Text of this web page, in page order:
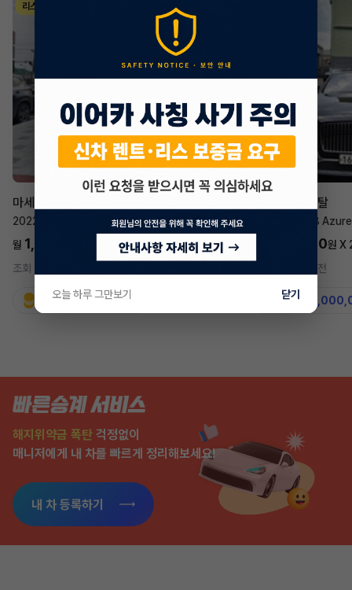
리스
승계 매니저
한태현
마세라티 르반떼
2022년
2.0 Hybrid GT
월 1,697,700 24개월
조회 728
지원금31,860,000원
벤틀리 컨티넨탈
4.0 V8 Azure
5,577,270원 X
2주 전
지원금
해지위약금 폭탄 걱정없이
매니저에게 내 차를 빠르게 정리해보세요!
내 차 등록하기
오늘 하루 그만보기 닫기